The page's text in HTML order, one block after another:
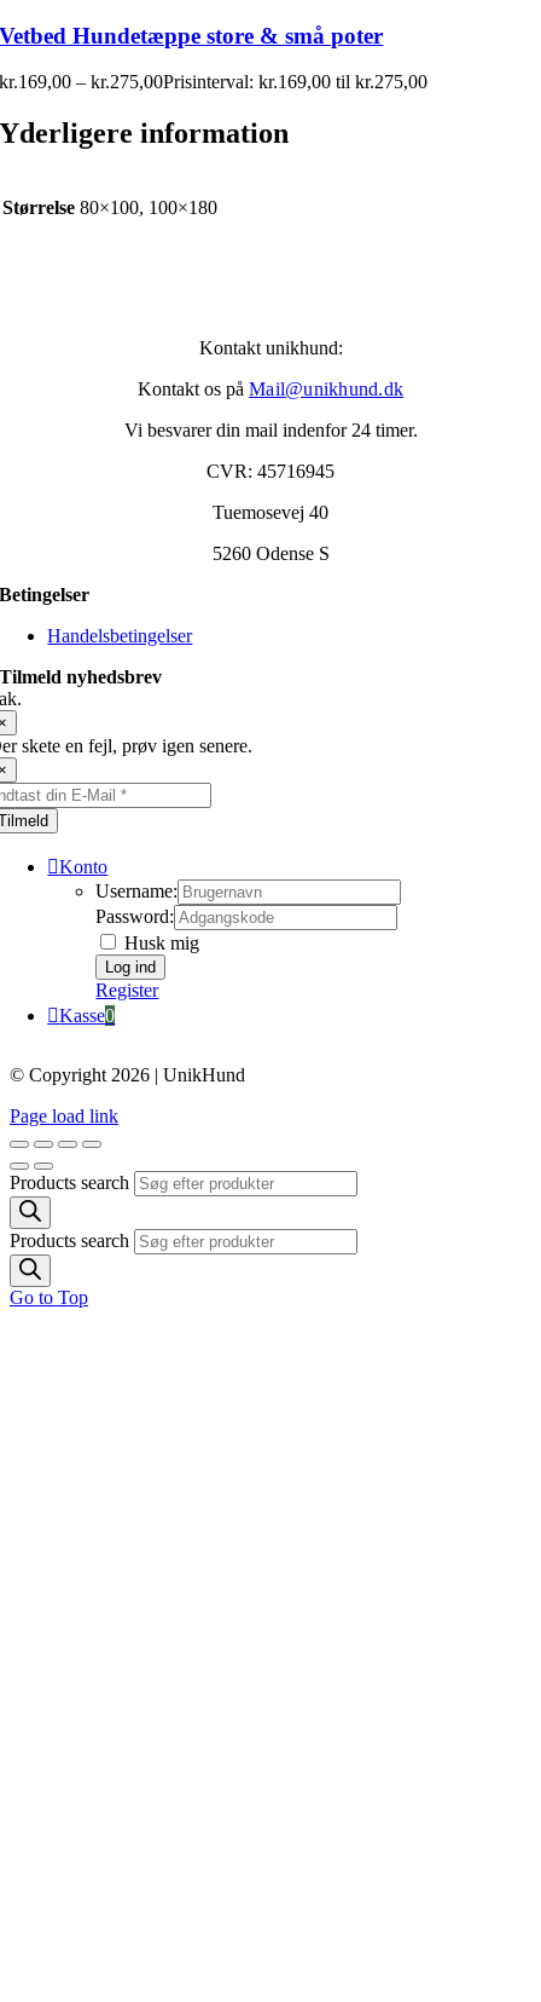
Vetbed Hundetæppe store & små poter
kr.169,00 – kr.275,00Prisinterval: kr.169,00 til kr.275,00
Yderligere information
Størrelse 80×100, 100×180
Kontakt unikhund:
Kontakt os på Mail@unikhund.dk
Vi besvarer din mail indenfor 24 timer.
CVR: 45716945
Tuemosevej 40
5260 Odense S
Betingelser
Handelsbetingelser
Tilmeld nyhedsbrev
skete en fejl, prøv igen senere.
Konto
Username:
Password:
Husk mig
Register
Kasse0
© Copyright 2026 | UnikHund
Page load link
Products search
Products search
Go to Top